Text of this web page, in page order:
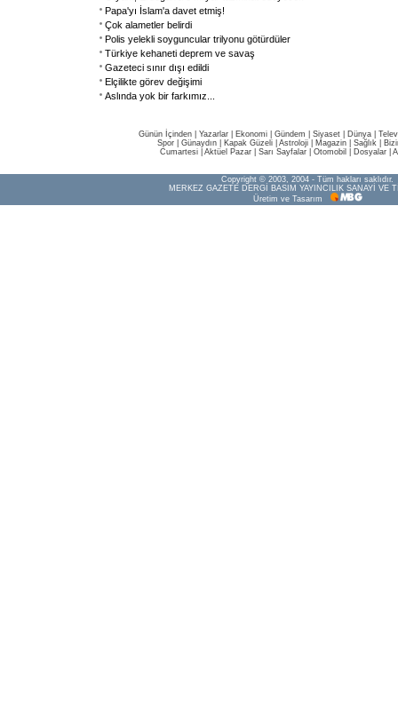
Papa'yı İslam'a davet etmiş!
Çok alametler belirdi
Polis yelekli soyguncular trilyonu götürdüler
Türkiye kehaneti deprem ve savaş
Gazeteci sınır dışı edildi
Elçilikte görev değişimi
Aslında yok bir farkımız...
Günün İçinden Yazarlar Ekonomi Gündem Siyaset Dünya |
Spor
Günaydın Kapak Güzeli Astroloji Magazin Sağlık
Cumartesi| Aktüel Pazar| Sarı Sayfalar| Otomobil Dosyalar|
Copyright © 2003, 2004 - Tüm hakları saklıdır.
MERKEZ GAZETE DERGİ BASIM YAYINCILIK SANAYİ VE
Üretim ve Tasarım